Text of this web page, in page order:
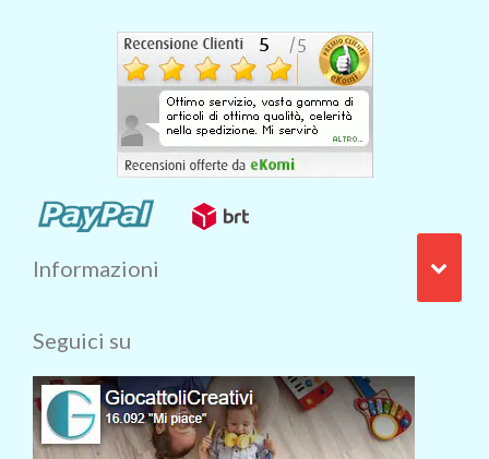
Informazioni
Seguici su